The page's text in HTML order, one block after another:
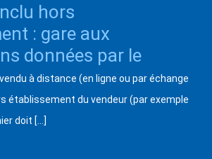
hors
: gare aux
données par le
à distance (en ligne ou par échange
établissement du vendeur (par exemple
doit […]